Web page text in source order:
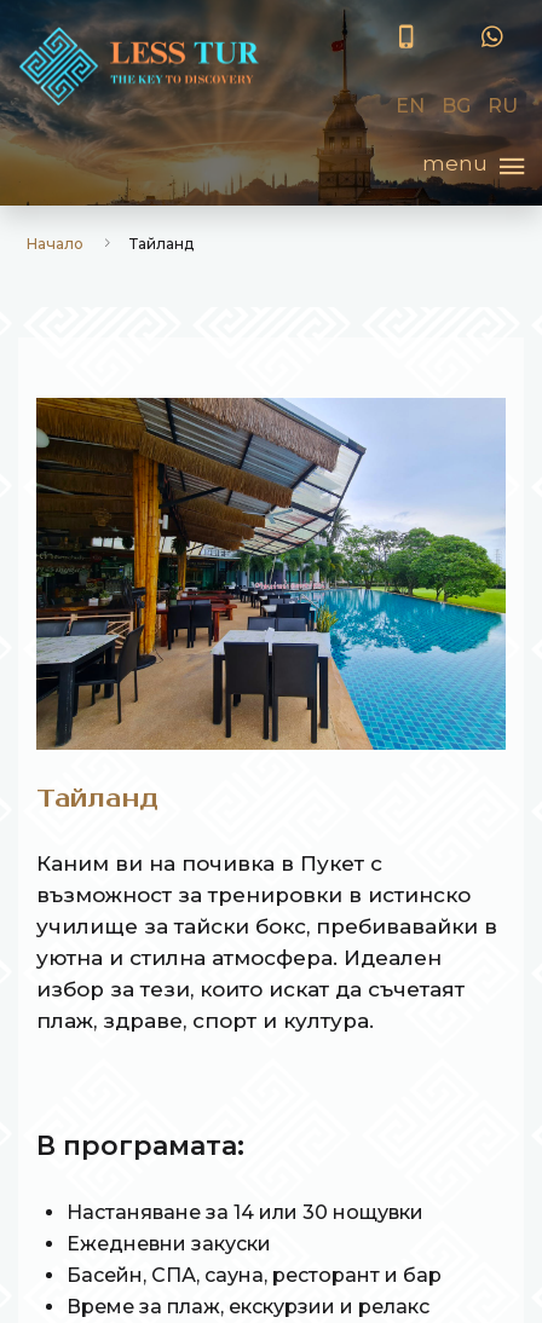
EN BG RU
Начало Тайланд
Тайланд
Каним ви на почивка в Пукет с
възможност за тренировки в истинско
училище за тайски бокс, пребивавайки в
уютна и стилна атмосфера. Идеален
избор за тези, които искат да съчетаят
плаж, здраве, спорт и култура.
В програмата:
Настаняване за 14 или 30 нощувки
Ежедневни закуски
Басейн, СПА, сауна, ресторант и бар
Време за плаж, екскурзии и релакс